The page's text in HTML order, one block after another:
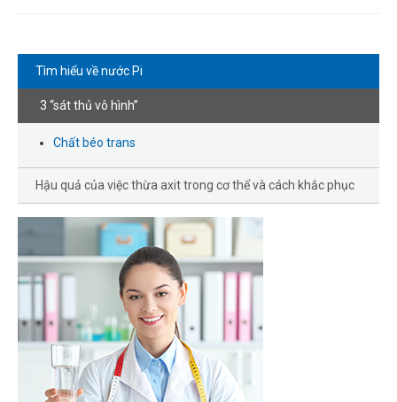
Tìm hiểu về nước Pi
3 “sát thủ vô hình”
Chất béo trans
Hậu quả của việc thừa axit trong cơ thể và cách khắc phục